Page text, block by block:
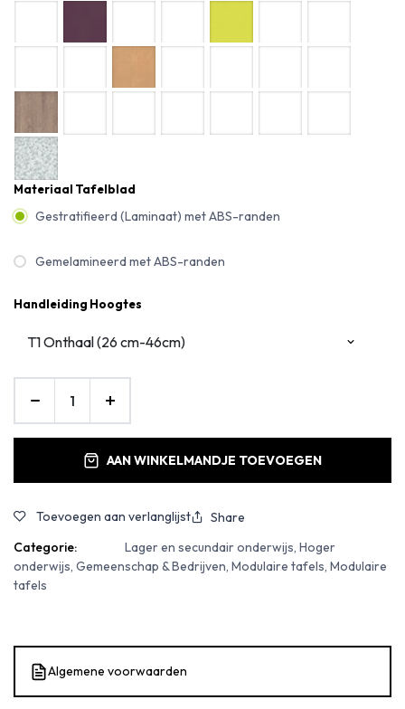
Materiaal Tafelblad
Gestratifieerd (Laminaat) met ABS-randen
Gemelamineerd met ABS-randen
Handleiding Hoogtes
AAN WINKELMANDJE TOEVOEGEN
Toevoegen aan verlanglijst
Share
Categorie:
Lager en secundair onderwijs, Hoger
onderwijs, Gemeenschap & Bedrijven, Modulaire tafels, Modulaire
tafels
Algemene voorwaarden